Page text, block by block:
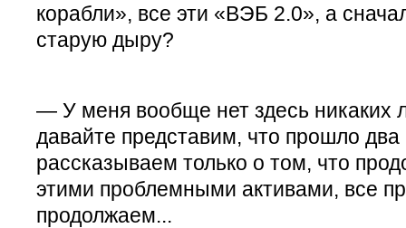
корабли», все эти «ВЭБ 2.0», а
старую дыру?
— У меня вообще нет здесь никаких
давайте представим, что прошло
рассказываем только о том, что
этими проблемными активами, все
продолжаем...